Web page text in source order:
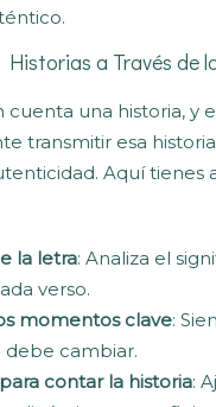
a Través de
cuenta una historia, y
transmitir esa
Aquí tienes
la letra: Analiza el
verso.
momentos clave:
debe cambiar.
contar la historia: